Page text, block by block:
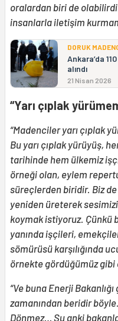
oralardan biri de
insanlarla iletişim
DORUK
Ankara’da
alındı
21 Nisan 2026
“Yarı çıplak
“Madenciler yarı çıplak
Bu yarı çıplak yürüyüş,
tarihinde hem ülkemiz
örneği olan, eylem
süreçlerden biridir. Biz
yeniden üreterek
koymak istiyoruz. Çünkü
yanında işçileri,
sömürüsü karşılığında
örnekte gördüğümüz
“Ve buna Enerji
zamanından beridir
Dönmez… Şu anki